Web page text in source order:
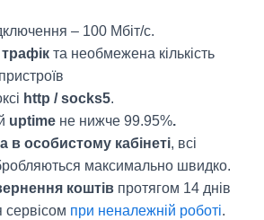
– 100 Мбіт/с.
та необмежена кількість
http / socks5.
uptime не нижче 99.95%.
в особистому кабінеті, всі
максимально швидко.
коштів протягом 14 днів
сервісом при неналежній роботі.